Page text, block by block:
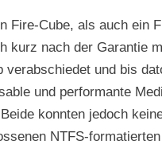
Fire-Cube, als auch ein
kurz nach der Garantie
verabschiedet und bis
und performante
konnten jedoch
NTFS-